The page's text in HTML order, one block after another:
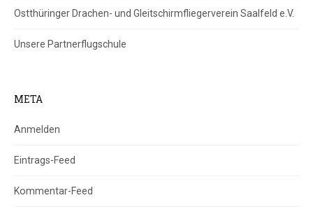
Ostthüringer Drachen- und Gleitschirmfliegerverein Saalfeld e.V.
Unsere Partnerflugschule
META
Anmelden
Eintrags-Feed
Kommentar-Feed